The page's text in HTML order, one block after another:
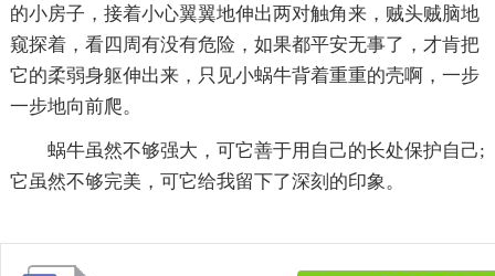
的小房子，接着小心翼翼地伸出两对触角来，贼头贼脑地
窥探着，看四周有没有危险，如果都平安无事了，才肯把
它的柔弱身躯伸出来，只见小蜗牛背着重重的壳啊，一步
一步地向前爬。
蜗牛虽然不够强大，可它善于用自己的长处保护自己;
它虽然不够完美，可它给我留下了深刻的印象。